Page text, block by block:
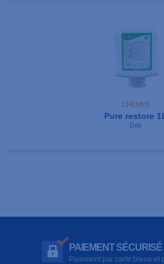
CRÈMES
Pure restore
Deb
PAIEMENT SÉCURISÉ
Paiement par carte bleue et